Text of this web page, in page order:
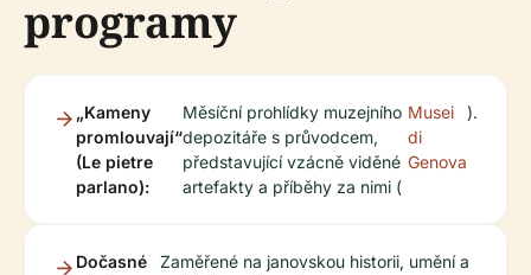
programy
„Kameny
promlouvají“
(Le pietre
parlano):
Měsíční prohlídky muzejního
depozitáře s průvodcem,
představující vzácně viděné
artefakty a příběhy za nimi (
Musei
di
Genova
).
Dočasné
Zaměřené na janovskou historii, umění a